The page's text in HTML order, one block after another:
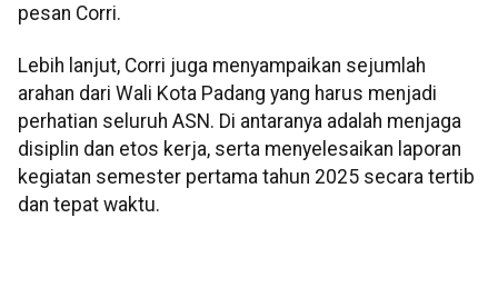
pesan Corri.
Lebih lanjut, Corri juga menyampaikan sejumlah
arahan dari Wali Kota Padang yang harus menjadi
perhatian seluruh ASN. Di antaranya adalah menjaga
disiplin dan etos kerja, serta menyelesaikan laporan
kegiatan semester pertama tahun 2025 secara tertib
dan tepat waktu.